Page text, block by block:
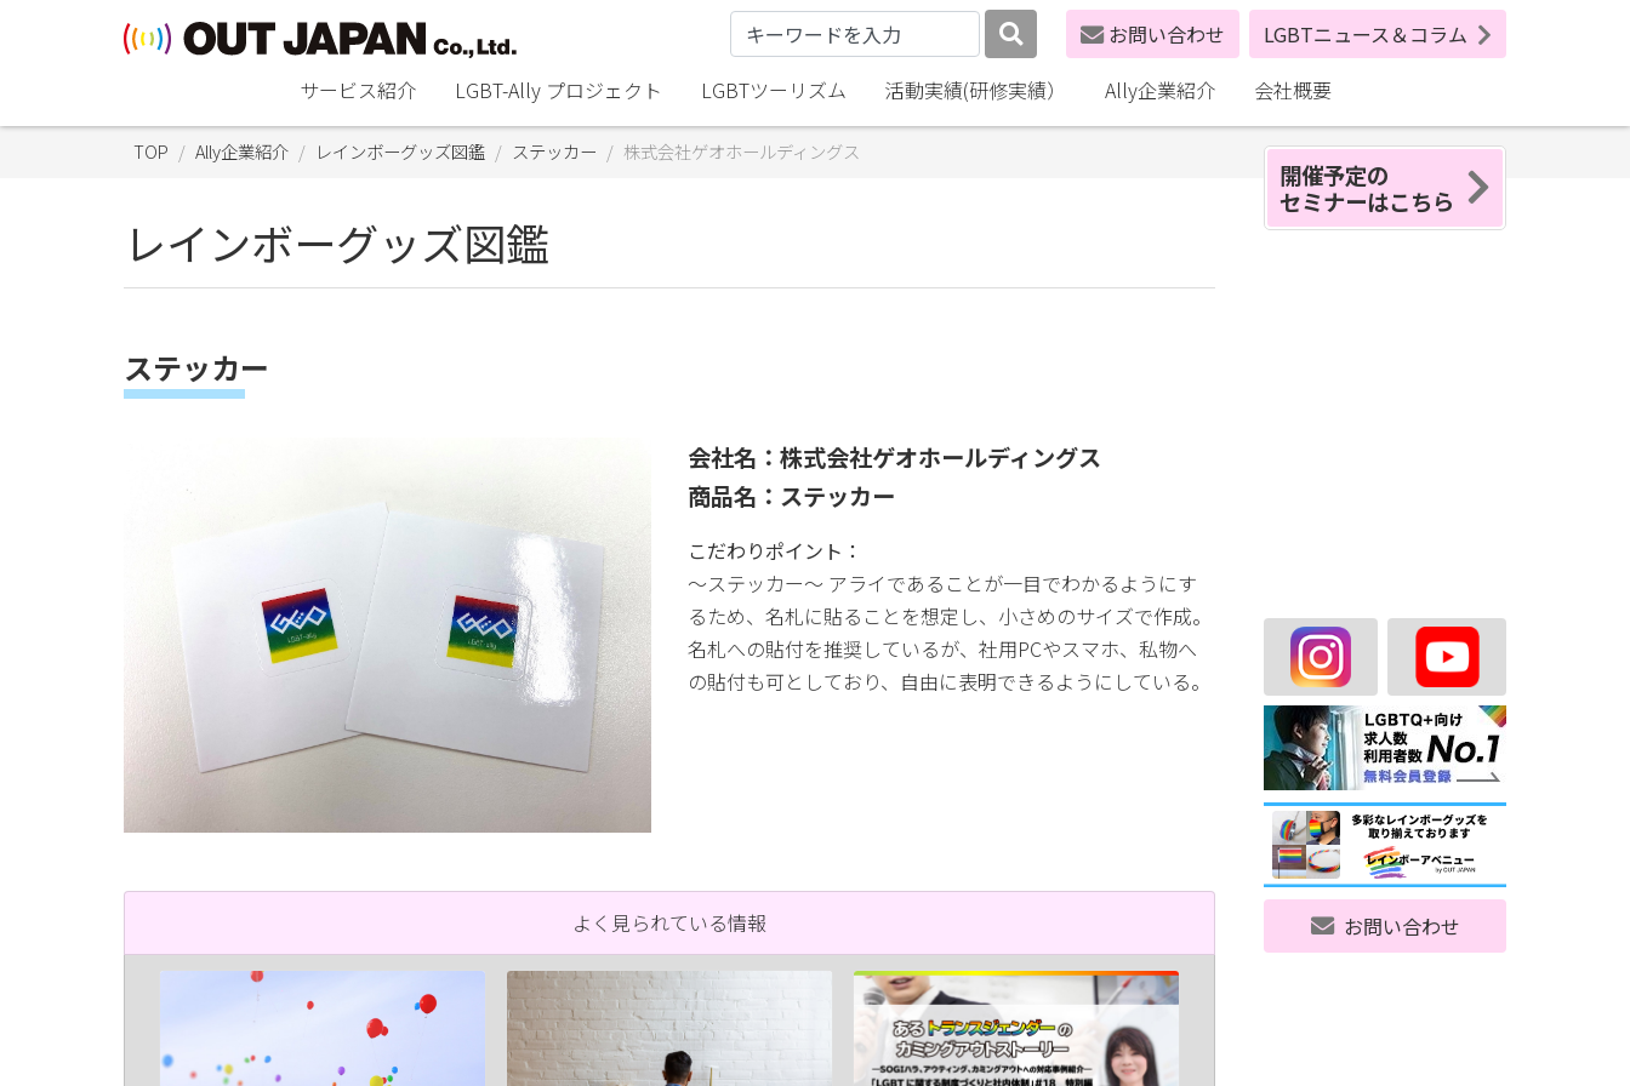
お問い合わせ
LGBTニュース＆コラム
サービス紹介
LGBT-Ally プロジェクト LGBTツーリズム 活動実績(研修実績） Ally企業紹介 会社概要
開催予定の
セミナーはこちら
お問い合わせ
TOP Ally企業紹介 レインボーグッズ図鑑 ステッカー 株式会社ゲオホールディングス
レインボーグッズ図鑑
ステッカー
会社名：株式会社ゲオホールディングス
商品名：ステッカー
こだわりポイント：
〜ステッカー〜 アライであることが一目でわかるようにす
るため、名札に貼ることを想定し、小さめのサイズで作成。
名札への貼付を推奨しているが、社用PCやスマホ、私物へ
の貼付も可としており、自由に表明できるようにしている。
よく見られている情報